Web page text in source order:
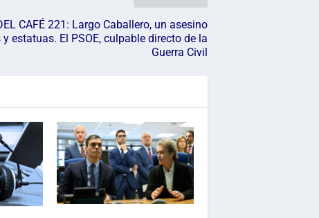
CAFÉ 221: Largo Caballero, un asesino
estatuas. El PSOE, culpable directo de la
Guerra Civil